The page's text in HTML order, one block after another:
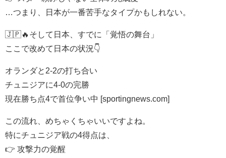
…つまり、日本が一番苦手なタイプかもしれない。
🇯🇵🔥そして日本、すでに「覚悟の舞台」
ここで改めて日本の状況👇
オランダと2-2の打ち合い
チュニジアに4-0の完勝
現在勝ち点4で首位争い中 [sportingnews.com]
この流れ、めちゃくちゃいいですよね。
特にチュニジア戦の4得点は、
👉 攻撃力の覚醒